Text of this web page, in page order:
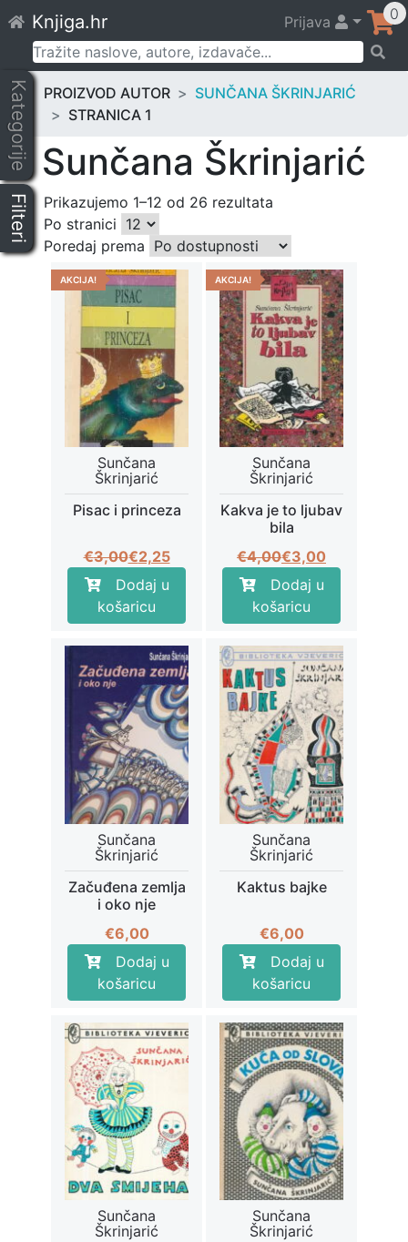
to
content
Knjiga.hr Prijava 0
Pretraži:
Kategorije
Filteri
PROIZVOD AUTOR
SUNČANA ŠKRINJARIĆ
STRANICA 1
Sunčana Škrinjarić
Prikazujemo 1–12 od 26 rezultata
Po stranici
Poredaj prema
AKCIJA!
Sunčana
Škrinjarić
Pisac i princeza
€3,00Izvorna
cijena
bila
je:
€3,00.
€2,25
Trenutna
cijena
je:
€2,25.
Dodaj u
košaricu
AKCIJA!
Sunčana
Škrinjarić
Kakva je to ljubav
bila
€4,00Izvorna
cijena
bila
je:
€4,00.
€3,00
Trenutna
cijena
je:
€3,00.
Dodaj u
košaricu
Sunčana
Škrinjarić
Začuđena zemlja
i oko nje
€6,00
Dodaj u
košaricu
Sunčana
Škrinjarić
Kaktus bajke
€6,00
Dodaj u
košaricu
Sunčana
Škrinjarić
Sunčana
Škrinjarić